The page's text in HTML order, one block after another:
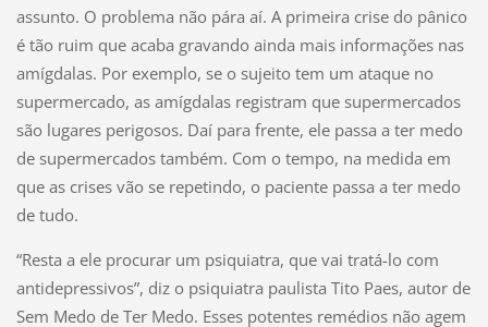
assunto. O problema não pára aí. A primeira crise do pânico
é tão ruim que acaba gravando ainda mais informações nas
amígdalas. Por exemplo, se o sujeito tem um ataque no
supermercado, as amígdalas registram que supermercados
são lugares perigosos. Daí para frente, ele passa a ter medo
de supermercados também. Com o tempo, na medida em
que as crises vão se repetindo, o paciente passa a ter medo
de tudo.
“Resta a ele procurar um psiquiatra, que vai tratá-lo com
antidepressivos”, diz o psiquiatra paulista Tito Paes, autor de
Sem Medo de Ter Medo. Esses potentes remédios não agem